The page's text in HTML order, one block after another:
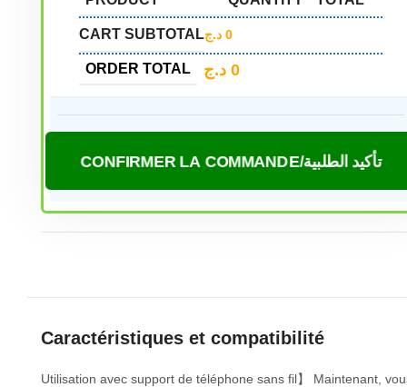
CART SUBTOTAL 0 د.ج
ORDER TOTAL 0 د.ج
CONFIRMER LA COMMANDE/تأكيد الطلبية
Caractéristiques et compatibilité
Utilisation avec support de téléphone sans fil】 Maintenant,